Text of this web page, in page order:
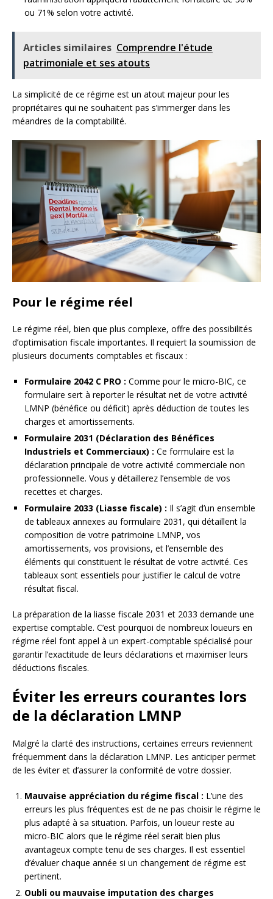
ou 71% selon votre activité.
Articles similaires Comprendre l'étude
patrimoniale et ses atouts
La simplicité de ce régime est un atout majeur pour les
propriétaires qui ne souhaitent pas s’immerger dans les
méandres de la comptabilité.
Pour le régime réel
Le régime réel, bien que plus complexe, offre des possibilités
d’optimisation fiscale importantes. Il requiert la soumission de
plusieurs documents comptables et fiscaux :
Formulaire 2042 C PRO : Comme pour le micro-BIC, ce
formulaire sert à reporter le résultat net de votre activité
LMNP (bénéfice ou déficit) après déduction de toutes les
charges et amortissements.
Formulaire 2031 (Déclaration des Bénéfices
Industriels et Commerciaux) : Ce formulaire est la
déclaration principale de votre activité commerciale non
professionnelle. Vous y détaillerez l’ensemble de vos
recettes et charges.
Formulaire 2033 (Liasse fiscale) : Il s’agit d’un ensemble
de tableaux annexes au formulaire 2031, qui détaillent la
composition de votre patrimoine LMNP, vos
amortissements, vos provisions, et l’ensemble des
éléments qui constituent le résultat de votre activité. Ces
tableaux sont essentiels pour justifier le calcul de votre
résultat fiscal.
La préparation de la liasse fiscale 2031 et 2033 demande une
expertise comptable. C’est pourquoi de nombreux loueurs en
régime réel font appel à un expert-comptable spécialisé pour
garantir l’exactitude de leurs déclarations et maximiser leurs
déductions fiscales.
Éviter les erreurs courantes lors
de la déclaration LMNP
Malgré la clarté des instructions, certaines erreurs reviennent
fréquemment dans la déclaration LMNP. Les anticiper permet
de les éviter et d’assurer la conformité de votre dossier.
Mauvaise appréciation du régime fiscal : L’une des
erreurs les plus fréquentes est de ne pas choisir le régime le
plus adapté à sa situation. Parfois, un loueur reste au
micro-BIC alors que le régime réel serait bien plus
avantageux compte tenu de ses charges. Il est essentiel
d’évaluer chaque année si un changement de régime est
pertinent.
Oubli ou mauvaise imputation des charges